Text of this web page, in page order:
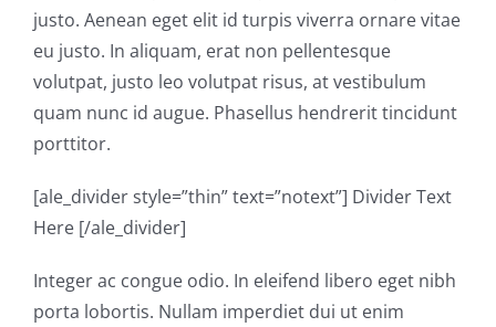
justo. Aenean eget elit id turpis viverra ornare vitae
eu justo. In aliquam, erat non pellentesque
volutpat, justo leo volutpat risus, at vestibulum
quam nunc id augue. Phasellus hendrerit tincidunt
porttitor.
[ale_divider style=”thin” text=”notext”] Divider Text
Here [/ale_divider]
Integer ac congue odio. In eleifend libero eget nibh
porta lobortis. Nullam imperdiet dui ut enim